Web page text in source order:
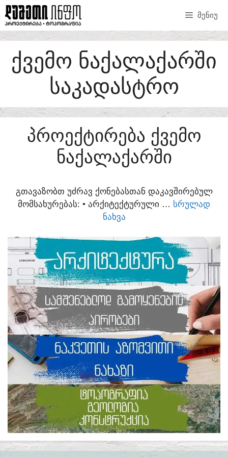
SKIP
TO
CONTENT
ᲛᲔᲜᲘᲣ
ᲥᲕᲔᲛᲝ ᲜᲐᲥᲐᲚᲐᲥᲐᲠᲨᲘ
ᲡᲐᲙᲐᲓᲐᲡᲢᲠᲝ
ᲞᲠᲝᲔᲥᲢᲘᲠᲔᲑᲐ ᲥᲕᲔᲛᲝ
ᲜᲐᲥᲐᲚᲐᲥᲐᲠᲨᲘ
ᲒᲗᲐᲕᲐᲖᲝᲑᲗ ᲣᲫᲠᲐᲕ ᲥᲝᲜᲔᲑᲐᲡᲗᲐᲜ ᲓᲐᲙᲐᲕᲨᲘᲠᲔᲑᲣᲚ
ᲛᲝᲛᲡᲐᲮᲣᲠᲔᲑᲐᲡ:​ • ᲐᲠᲥᲘᲢᲔᲥᲢᲣᲠᲣᲚᲘ … ᲡᲠᲣᲚᲐᲓ
ᲜᲐᲮᲕᲐ